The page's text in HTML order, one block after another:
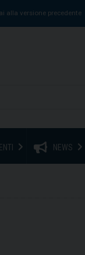
alla versione precedente
NEWS